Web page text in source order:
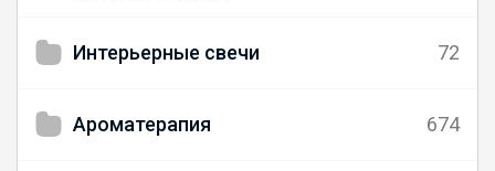
Интерьерные свечи 72
Ароматерапия 674